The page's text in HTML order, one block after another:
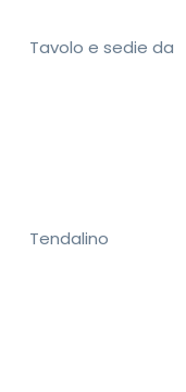
Tavolo e sedie da
Tendalino